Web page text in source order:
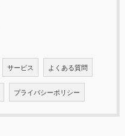
サービス よくある質問
プライバシーポリシー